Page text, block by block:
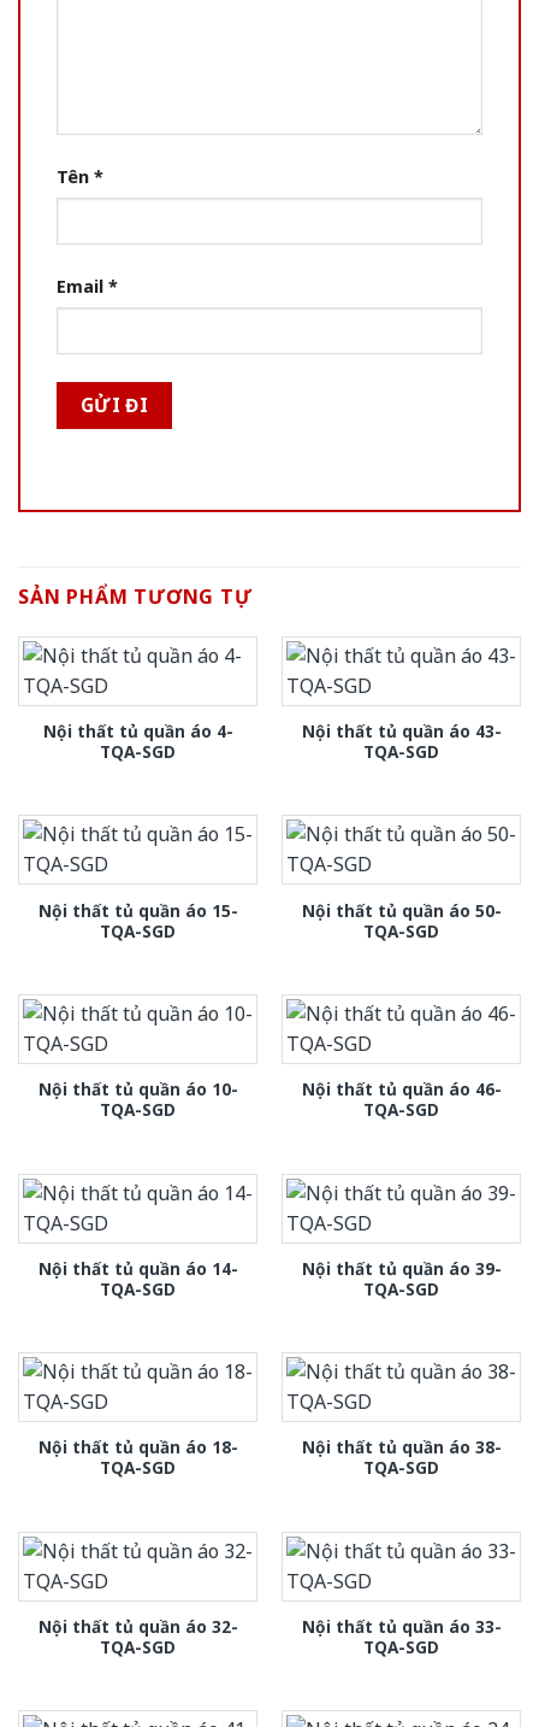
Tên *
Email *
SẢN PHẨM TƯƠNG TỰ
Nội thất tủ quần áo 4-
TQA-SGD
Nội thất tủ quần áo 43-
TQA-SGD
Nội thất tủ quần áo 15-
TQA-SGD
Nội thất tủ quần áo 50-
TQA-SGD
Nội thất tủ quần áo 10-
TQA-SGD
Nội thất tủ quần áo 46-
TQA-SGD
Nội thất tủ quần áo 14-
TQA-SGD
Nội thất tủ quần áo 39-
TQA-SGD
Nội thất tủ quần áo 18-
TQA-SGD
Nội thất tủ quần áo 38-
TQA-SGD
Nội thất tủ quần áo 32-
TQA-SGD
Nội thất tủ quần áo 33-
TQA-SGD